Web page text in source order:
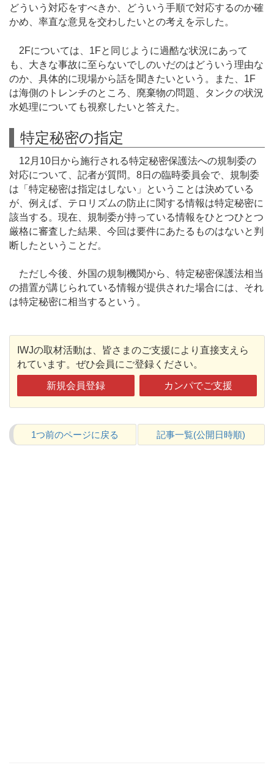
どういう対応をすべきか、どういう手順で対応するのか確
かめ、率直な意見を交わしたいとの考えを示した。
2Fについては、1Fと同じように過酷な状況にあって
も、大きな事故に至らないでしのいだのはどういう理由な
のか、具体的に現場から話を聞きたいという。また、1F
は海側のトレンチのところ、廃棄物の問題、タンクの状況
水処理についても視察したいと答えた。
特定秘密の指定
12月10日から施行される特定秘密保護法への規制委の
対応について、記者が質問。8日の臨時委員会で、規制委
は「特定秘密は指定はしない」ということは決めている
が、例えば、テロリズムの防止に関する情報は特定秘密に
該当する。現在、規制委が持っている情報をひとつひとつ
厳格に審査した結果、今回は要件にあたるものはないと判
断したということだ。
ただし今後、外国の規制機関から、特定秘密保護法相当
の措置が講じられている情報が提供された場合には、それ
は特定秘密に相当するという。
IWJの取材活動は、皆さまのご支援により直接支えら
れています。ぜひ会員にご登録ください。
新規会員登録 カンパでご支援
1つ前のページに戻る 記事一覧(公開日時順)